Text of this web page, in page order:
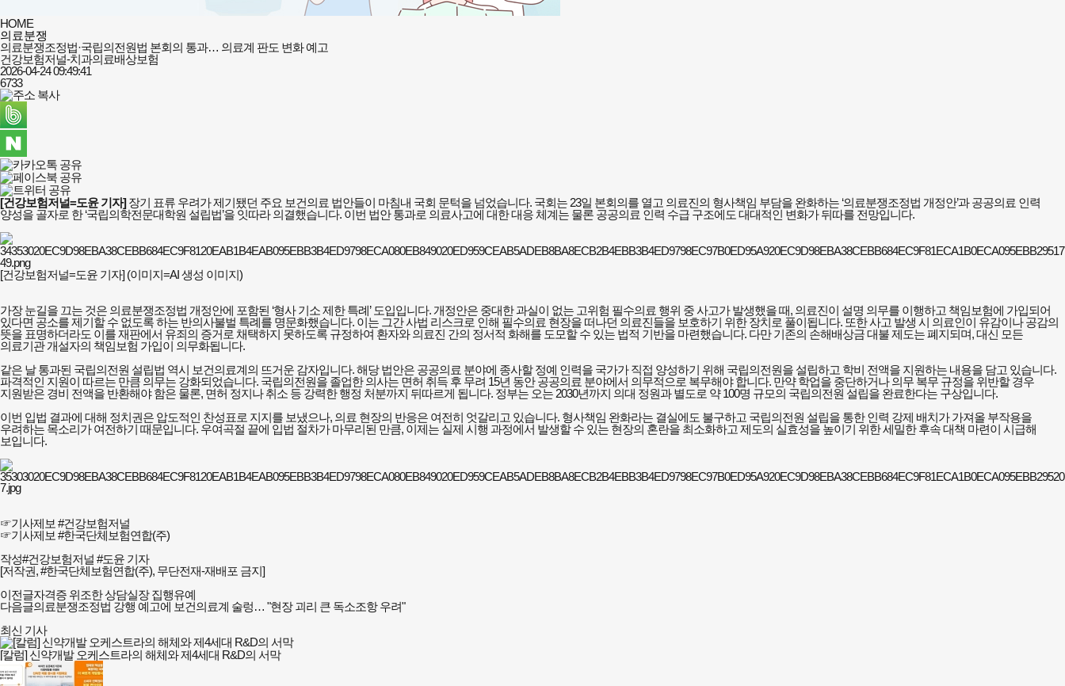
HOME
의료분쟁
의료분쟁조정법·국립의전원법 본회의 통과… 의료계 판도 변화 예고
건강보험저널-치과의료배상보험
2026-04-24 09:49:41
6733
[건강보험저널=도윤 기자] 장기 표류 우려가 제기됐던 주요 보건의료 법안들이 마침내 국회 문턱을 넘었습니다. 국회는 23일 본회의를 열고 의료진의 형사책임 부담을 완화하는 ‘의료분쟁조정법 개정안’과 공공의료 인력
양성을 골자로 한 ‘국립의학전문대학원 설립법’을 잇따라 의결했습니다. 이번 법안 통과로 의료사고에 대한 대응 체계는 물론 공공의료 인력 수급 구조에도 대대적인 변화가 뒤따를 전망입니다.
[건강보험저널=도윤 기자] (이미지=AI 생성 이미지)
가장 눈길을 끄는 것은 의료분쟁조정법 개정안에 포함된 ‘형사 기소 제한 특례’ 도입입니다. 개정안은 중대한 과실이 없는 고위험 필수의료 행위 중 사고가 발생했을 때, 의료진이 설명 의무를 이행하고 책임보험에 가입되어
있다면 공소를 제기할 수 없도록 하는 반의사불벌 특례를 명문화했습니다. 이는 그간 사법 리스크로 인해 필수의료 현장을 떠나던 의료진들을 보호하기 위한 장치로 풀이됩니다. 또한 사고 발생 시 의료인이 유감이나 공감의
뜻을 표명하더라도 이를 재판에서 유죄의 증거로 채택하지 못하도록 규정하여 환자와 의료진 간의 정서적 화해를 도모할 수 있는 법적 기반을 마련했습니다. 다만 기존의 손해배상금 대불 제도는 폐지되며, 대신 모든
의료기관 개설자의 책임보험 가입이 의무화됩니다.
같은 날 통과된 국립의전원 설립법 역시 보건의료계의 뜨거운 감자입니다. 해당 법안은 공공의료 분야에 종사할 정예 인력을 국가가 직접 양성하기 위해 국립의전원을 설립하고 학비 전액을 지원하는 내용을 담고 있습니다.
파격적인 지원이 따르는 만큼 의무는 강화되었습니다. 국립의전원을 졸업한 의사는 면허 취득 후 무려 15년 동안 공공의료 분야에서 의무적으로 복무해야 합니다. 만약 학업을 중단하거나 의무 복무 규정을 위반할 경우
지원받은 경비 전액을 반환해야 함은 물론, 면허 정지나 취소 등 강력한 행정 처분까지 뒤따르게 됩니다. 정부는 오는 2030년까지 의대 정원과 별도로 약 100명 규모의 국립의전원 설립을 완료한다는 구상입니다.
이번 입법 결과에 대해 정치권은 압도적인 찬성표로 지지를 보냈으나, 의료 현장의 반응은 여전히 엇갈리고 있습니다. 형사책임 완화라는 결실에도 불구하고 국립의전원 설립을 통한 인력 강제 배치가 가져올 부작용을
우려하는 목소리가 여전하기 때문입니다. 우여곡절 끝에 입법 절차가 마무리된 만큼, 이제는 실제 시행 과정에서 발생할 수 있는 현장의 혼란을 최소화하고 제도의 실효성을 높이기 위한 세밀한 후속 대책 마련이 시급해
보입니다.
☞기사제보 #건강보험저널
☞기사제보 #한국단체보험연합(주)
작성#건강보험저널 #도윤 기자
[저작권, #한국단체보험연합(주), 무단전재-재배포 금지]
이전글자격증 위조한 상담실장 집행유예
다음글의료분쟁조정법 강행 예고에 보건의료계 술렁… "현장 괴리 큰 독소조항 우려"
최신 기사
[칼럼] 신약개발 오케스트라의 해체와 제4세대 R&D의 서막